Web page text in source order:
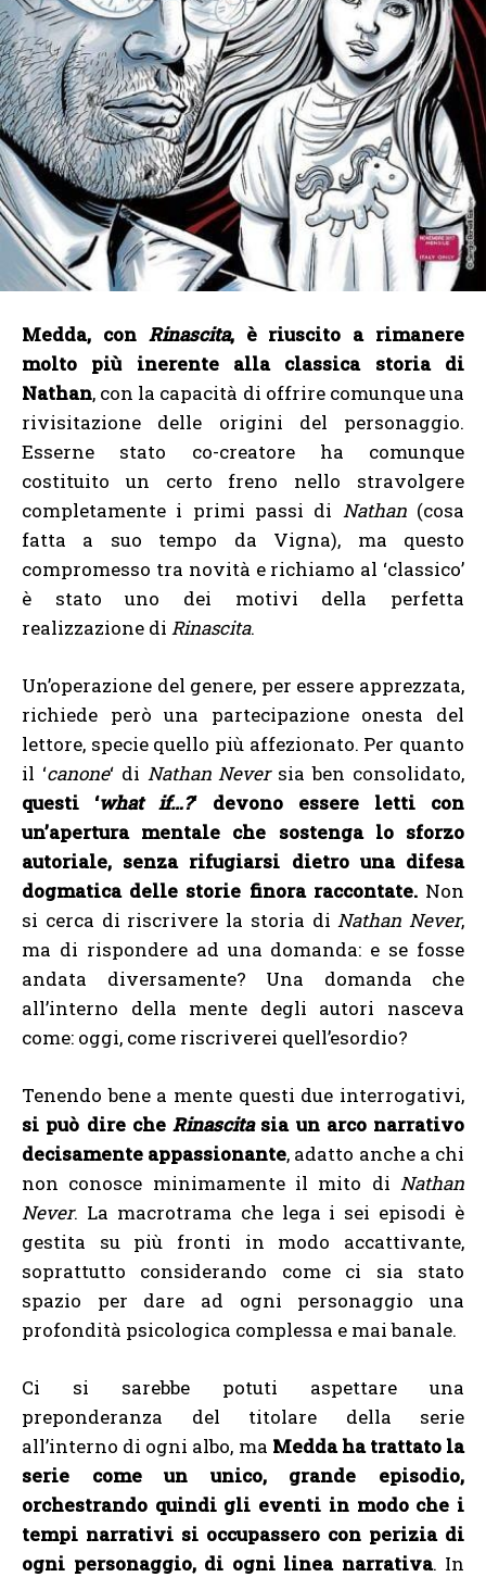
Medda, con Rinascita, è riuscito a rimanere
molto più inerente alla classica storia di
Nathan, con la capacità di offrire comunque una
rivisitazione delle origini del personaggio.
Esserne stato co-creatore ha comunque
costituito un certo freno nello stravolgere
completamente i primi passi di Nathan(cosa
fatta a suo tempo da Vigna), ma questo
compromesso tra novità e richiamo al ‘classico’
è stato uno dei motivi della perfetta
realizzazione di Rinascita.
Un’operazione del genere, per essere apprezzata,
richiede però una partecipazione onesta del
lettore, specie quello più affezionato. Per quanto
il ‘canone‘ di Nathan Neversia ben consolidato,
questi ‘what if…?‘ devono essere letti con
un’apertura mentale che sostenga lo sforzo
autoriale, senza rifugiarsi dietro una difesa
dogmatica delle storie finora raccontate.Non
si cerca di riscrivere la storia di Nathan Never,
ma di rispondere ad una domanda: e se fosse
andata diversamente? Una domanda che
all’interno della mente degli autori nasceva
come: oggi, come riscriverei quell’esordio?
Tenendo bene a mente questi due interrogativi,
si può dire che Rinascitasia un arco narrativo
decisamente appassionante, adatto anche a chi
non conosce minimamente il mito di Nathan
Never. La macrotrama che lega i sei episodi è
gestita su più fronti in modo accattivante,
soprattutto considerando come ci sia stato
spazio per dare ad ogni personaggio una
profondità psicologica complessa e mai banale.
Ci si sarebbe potuti aspettare una
preponderanza del titolare della serie
all’interno di ogni albo, ma Medda ha trattato la
serie come un unico, grande episodio,
orchestrando quindi gli eventi in modo che i
tempi narrativi si occupassero con perizia di
ogni personaggio, di ogni linea narrativa. In